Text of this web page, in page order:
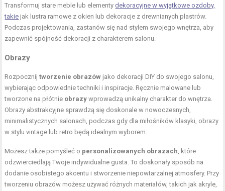
Transformuj stare meble lub elementy dekoracyjne w wyjątkowe ozdoby,
takie jak lustra ramowe z okien lub dekoracje z drewnianych plastrów.
Podczas projektowania, zastanów się nad stylem swojego wnętrza, aby
zapewnić spójność dekoracji z charakterem salonu.
Obrazy
Rozpocznijtworzenie obrazów jako dekoracji DIY do swojego salonu,
wybierając odpowiednie techniki i inspiracje. Ręcznie malowane lub
tworzone na płótnie obrazy wprowadzą unikalny charakter do wnętrza.
Obrazy abstrakcyjne sprawdzą się doskonale w nowoczesnych,
minimalistycznych salonach, podczas gdy dla miłośników klasyki, obrazy
w stylu vintage lub retro będą idealnym wyborem.
Możesz także pomyśleć o personalizowanych obrazach , które
odzwierciedlają Twoje indywidualne gusta. To doskonały sposób na
dodanie osobistego akcentu i stworzenie niepowtarzalnej atmosfery. Przy
tworzeniu obrazów możesz używać różnych materiałów, takich jak akryle,